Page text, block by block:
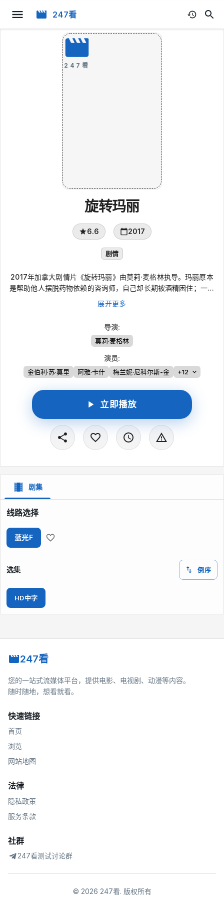
247看
247看
旋转玛丽
6.6 2017
剧情
2017年加拿大剧情片《旋转玛丽》由莫莉·麦格林执导。玛丽原本
是帮助他人摆脱药物依赖的咨询师，自己却长期被酒精困住；一次
酒驾被捕后，她应父亲邀请搬到尼亚加拉瀑布附近同住。回到家
中，她逐渐察觉父亲隐瞒了不少往事，并意外得知自己还有一个从
自我面对。
展开更多
导演:
莫莉·麦格林
演员:
金伯利·苏·莫里 阿雅·卡什 梅兰妮·尼科尔斯-金 +12
立即播放
剧集
线路选择
蓝光F
选集 倒序
HD中字
247看
您的一站式流媒体平台，提供电影、电视剧、动漫等内容。
随时随地，想看就看。
快速链接
首页
浏览
网站地图
法律
隐私政策
服务条款
社群
247看测试讨论群
© 2026 247看. 版权所有